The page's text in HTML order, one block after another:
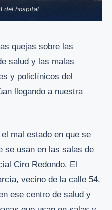
del hospital
quejas sobre las
salud y las malas
y policlínicos del
llegando a nuestra
mal estado en que se
se usan en las salas de
Ciro Redondo. El
vecino de la calle 54,
ese centro de salud y